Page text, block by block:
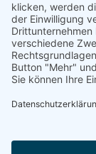
Detaillierte
in unserer